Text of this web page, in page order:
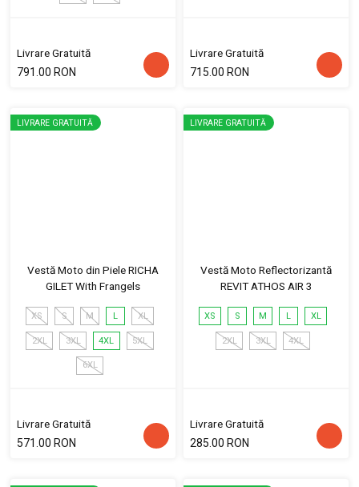
Livrare Gratuită
791.00 RON
Livrare Gratuită
715.00 RON
LIVRARE GRATUITĂ
Vestă Moto din Piele RICHA
GILET With Frangels
XS S M L XL
2XL 3XL 4XL 5XL
6XL
Livrare Gratuită
571.00 RON
LIVRARE GRATUITĂ
Vestă Moto Reflectorizantă
REVIT ATHOS AIR 3
XS S M L XL
2XL 3XL 4XL
Livrare Gratuită
285.00 RON